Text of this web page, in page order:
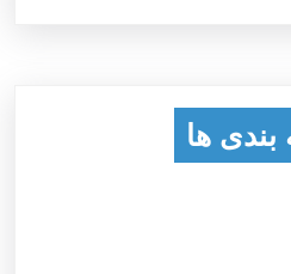
بندی ها